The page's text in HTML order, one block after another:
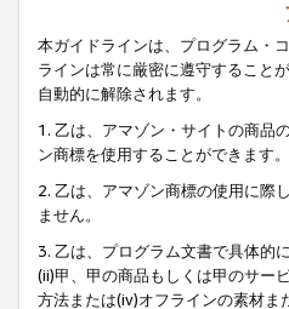
本ガイドラインは、プログラム・
ラインは常に厳密に遵守すること
自動的に解除されます。
1. 乙は、アマゾン・サイトの商品
ン商標を使用することができます。
2. 乙は、アマゾン商標の使用に際
ません。
3. 乙は、プログラム文書で具体的
(ii)甲、甲の商品もしくは甲のサー
方法または(iv)オフラインの素材ま